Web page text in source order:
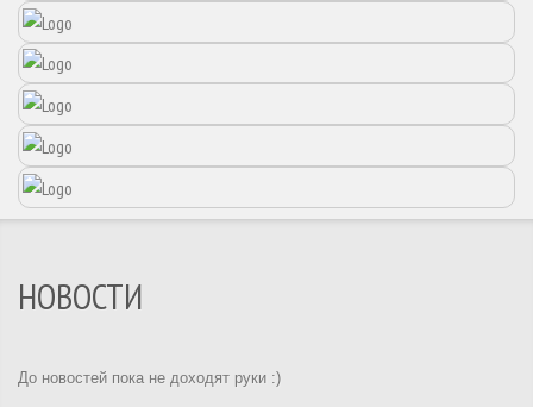
НОВОСТИ
До новостей пока не доходят руки :)